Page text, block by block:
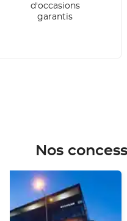
d'occasions
garantis
Nos